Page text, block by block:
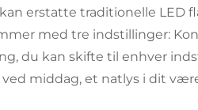
erstatte traditionelle LED
med tre indstillinger:
du kan skifte til enhver
middag, et natlys i dit